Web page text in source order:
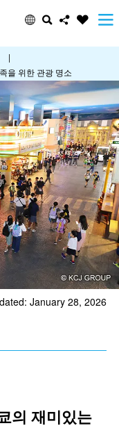
|
을 위한 관광 명소
January 28, 2026
의 재미있는